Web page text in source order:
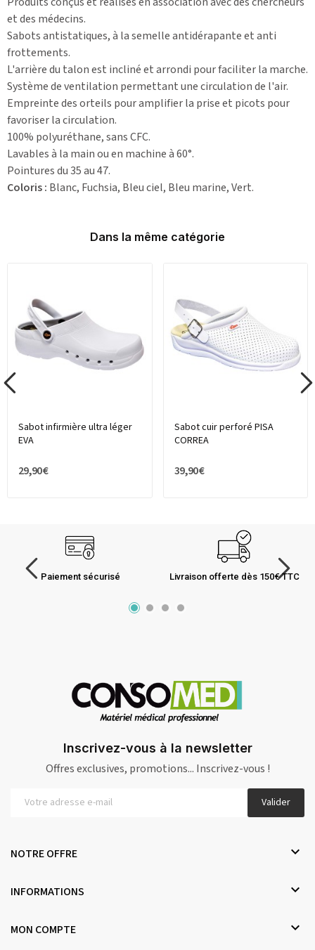
et des médecins.
Sabots antistatiques, à la semelle antidérapante et anti
frottements.
L'arrière du talon est incliné et arrondi pour faciliter la marche.
Système de ventilation permettant une circulation de l'air.
Empreinte des orteils pour amplifier la prise et picots pour
favoriser la circulation.
100% polyuréthane, sans CFC.
Lavables à la main ou en machine à 60°.
Pointures du 35 au 47.
Coloris : Blanc, Fuchsia, Bleu ciel, Bleu marine, Vert.
Dans la même catégorie
Sabot infirmière ultra léger
EVA
29,90 €
Sabot cuir perforé PISA
CORREA
39,90 €
Paiement sécurisé Livraison offerte dès 150€ TTC
Inscrivez-vous à la newsletter
Offres exclusives, promotions... Inscrivez-vous !
Valider
NOTRE OFFRE 
INFORMATIONS 
MON COMPTE 